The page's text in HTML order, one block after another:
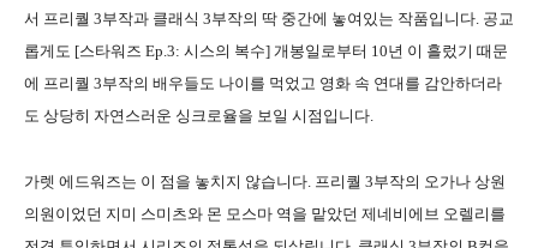
서 프리퀄 3부작과 클래식 3부작의 딱 중간에 놓여있는 작품입니다. 공교
롭게도 [스타워즈 Ep.3: 시스의 복수] 개봉일로부터 10년 이 흘렀기 때문
에 프리퀄 3부작의 배우들도 나이를 먹었고 영화 속 연대를 감안하더라
도 상당히 자연스러운 싱크로율을 보일 시점입니다.
가렛 에드워즈는 이 점을 놓치지 않습니다. 프리퀄 3부작의 오가나 상원
의원이었던 지미 스미츠와 몬 모스마 역을 맡았던 제네비에브 오렐리를